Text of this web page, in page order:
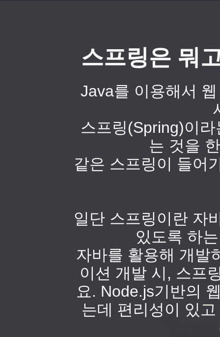
스프링은 뭐
Java를 이용해서
스프링(Spring)이
는 것을
같은 스프링이 들어
일단 스프링이란 자
있도록 하
자바를 활용해 개발
이션 개발 시, 스프
요. Node.js기반의
는데 편리성이 있